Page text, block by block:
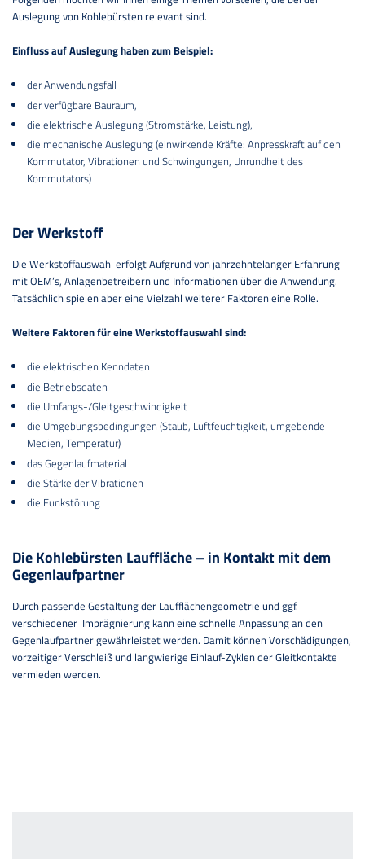
Auslegung von Kohlebürsten relevant sind.
Einfluss auf Auslegung haben zum Beispiel:
der Anwendungsfall
der verfügbare Bauraum,
die elektrische Auslegung (Stromstärke, Leistung),
die mechanische Auslegung (einwirkende Kräfte: Anpresskraft auf den
Kommutator, Vibrationen und Schwingungen, Unrundheit des
Kommutators)
Der Werkstoff
Die Werkstoffauswahl erfolgt Aufgrund von jahrzehntelanger Erfahrung
mit OEM‘s, Anlagenbetreibern und Informationen über die Anwendung.
Tatsächlich spielen aber eine Vielzahl weiterer Faktoren eine Rolle.
Weitere Faktoren für eine Werkstoffauswahl sind:
die elektrischen Kenndaten
die Betriebsdaten
die Umfangs-/Gleitgeschwindigkeit
die Umgebungsbedingungen (Staub, Luftfeuchtigkeit, umgebende
Medien, Temperatur)
das Gegenlaufmaterial
die Stärke der Vibrationen
die Funkstörung
Die Kohlebürsten Lauffläche – in Kontakt mit dem
Gegenlaufpartner
Durch passende Gestaltung der Laufflächengeometrie und ggf.
verschiedener Imprägnierung kann eine schnelle Anpassung an den
Gegenlaufpartner gewährleistet werden. Damit können Vorschädigungen,
vorzeitiger Verschleiß und langwierige Einlauf-Zyklen der Gleitkontakte
vermieden werden.